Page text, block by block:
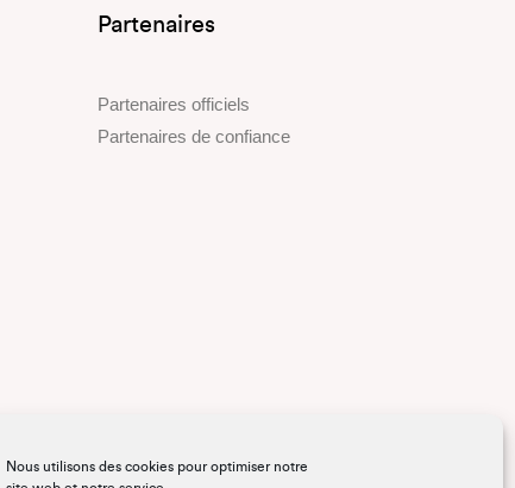
Nous utilisons des cookies pour optimiser notre
Partenaires
Partenaires officiels
Partenaires de confiance